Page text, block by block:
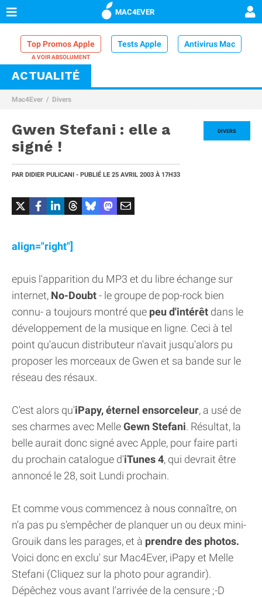
MAC4EVER
Top Promos Apple Tests Apple Antivirus Mac
VPN Mac
Comparatif iPhone
ACTUALITÉ
Mac4Ever Divers
DIVERS
Gwen Stefani : elle a
signé !
PAR DIDIER PULICANI - PUBLIÉ LE 25 AVRIL 2003 À 17H33
align="right"]
epuis l'apparition du MP3 et du libre échange sur
internet, No-Doubt- le groupe de pop-rock bien
connu- a toujours montré que peu d'intérêt dans le
développement de la musique en ligne. Ceci à tel
point qu'aucun distributeur n'avait jusqu'alors pu
proposer les morceaux de Gwen et sa bande sur le
réseau des résaux.
C'est alors qu'iPapy, éternel ensorceleur, a usé de
ses charmes avec MelleGewn Stefani. Résultat, la
belle aurait donc signé avec Apple, pour faire parti
du prochain catalogue d'iTunes 4, qui devrait être
annoncé le 28, soit Lundi prochain.
Et comme vous commencez à nous connaître, on
n'a pas pu s'empêcher de planquer un ou deux mini-
Grouik dans les parages, et à prendre des photos.
Voici donc en exclu' sur Mac4Ever, iPapy et Melle
Stefani (Cliquez sur la photo pour agrandir).
Dépêchez vous avant l'arrivée de la censure ;-D